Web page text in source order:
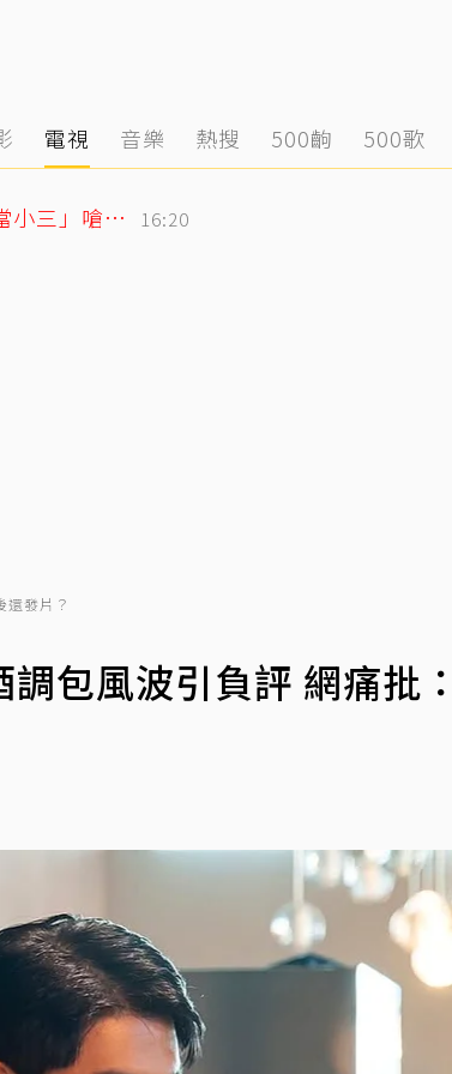
電視 音樂 熱搜 500齣 500歌
姜厚任護愛12點聲明重砲反擊！駁小24歲女友「當小三」嗆：講三小？ 16:20
還發片？
調包風波引負評 網痛批